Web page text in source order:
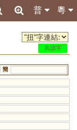
粵
普
異讀字
簡